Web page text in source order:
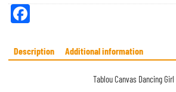
Fa
bo
Description Additional information
Tablou Canvas Dancing Girl